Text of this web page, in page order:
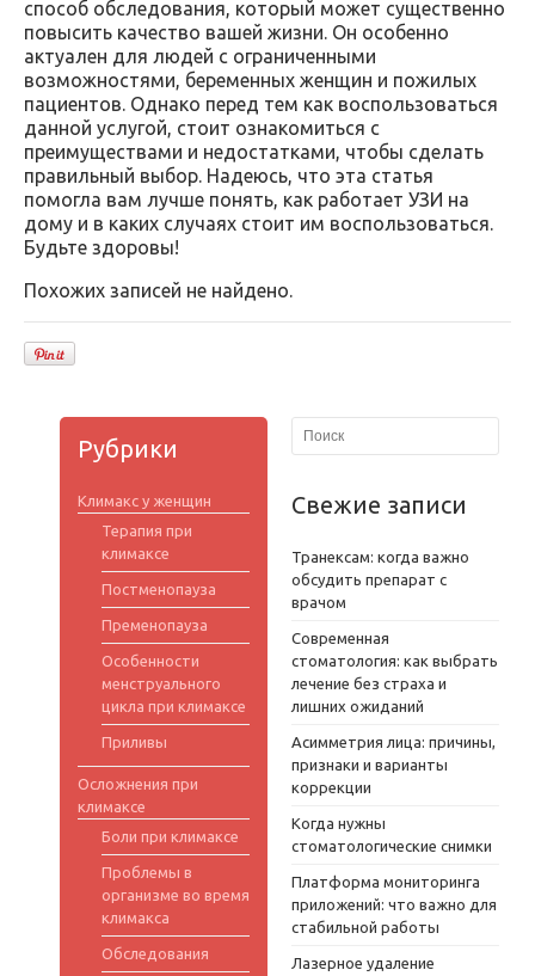
способ обследования, который может существенно
повысить качество вашей жизни. Он особенно
актуален для людей с ограниченными
возможностями, беременных женщин и пожилых
пациентов. Однако перед тем как воспользоваться
данной услугой, стоит ознакомиться с
преимуществами и недостатками, чтобы сделать
правильный выбор. Надеюсь, что эта статья
помогла вам лучше понять, как работает УЗИ на
дому и в каких случаях стоит им воспользоваться.
Будьте здоровы!
Похожих записей не найдено.
Рубрики
Климакс у женщин
Терапия при
климаксе
Постменопауза
Пременопауза
Особенности
менструального
цикла при климаксе
Приливы
Осложнения при
климаксе
Боли при климаксе
Проблемы в
организме во время
климакса
Обследования
Свежие записи
Транексам: когда важно
обсудить препарат с
врачом
Современная
стоматология: как выбрать
лечение без страха и
лишних ожиданий
Асимметрия лица: причины,
признаки и варианты
коррекции
Когда нужны
стоматологические снимки
Платформа мониторинга
приложений: что важно для
стабильной работы
Лазерное удаление